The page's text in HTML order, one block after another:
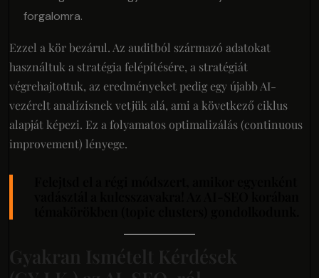
forgalomra.
Ezzel a kör bezárul. Az auditból származó adatokat
használtuk a stratégia felépítésére, a stratégiát
végrehajtottuk, az eredményeket pedig egy újabb AI-
vezérelt analízisnek vetjük alá, ami a következő ciklus
alapját képezi. Ez a folyamatos optimalizálás (continuous
improvement) lényege.
Gyakran Ismételt Kérdések